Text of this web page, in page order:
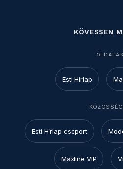
KÖVESSEN
OLDALAK
Esti Hírlap
Esti Hírlap csoport
Maxline VIP